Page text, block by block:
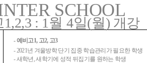
SCHOOL
1,2,3 : 1 월4일(월) 개강
-예비고1, 고2, 고3
- 2021년 겨울방학 단기 집중 학습관리가 필요한 학생
-새학년 ,새학기에 성적 뒤집기를 원하는 학생